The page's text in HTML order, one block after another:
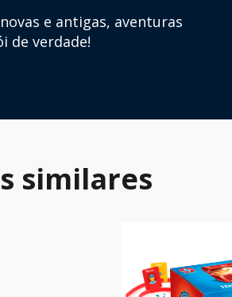
e antigas, aventuras
de verdade!
similares